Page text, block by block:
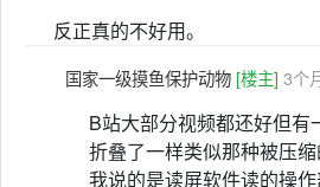
反正真的不好用。
国家一级摸鱼保护动物 [楼主] 3个
B站大部分视频都还好但有
折叠了一样类似那种被压
我说的是读屏软件读的操